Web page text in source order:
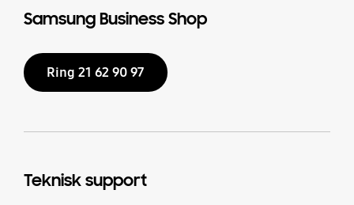
Samsung Business Shop
Ring 21 62 90 97
Teknisk support